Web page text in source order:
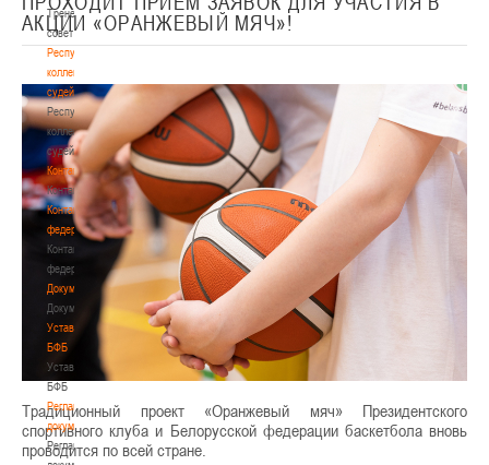
Тренерский
совет
Республиканская
коллегия
судей
Республиканская
коллегия
судей
Контакты
Контакты
Контакты
федерации
Контакты
федерации
Документы
Документы
Устав
БФБ
Устав
БФБ
Регламентирующие
документы
Регламентирующие
АКЦИИ «ОРАНЖЕВЫЙ МЯЧ»!
Традиционный проект «Оранжевый мяч» Президентского
спортивного клуба и Белорусской федерации баскетбола вновь
проводится по всей стране.